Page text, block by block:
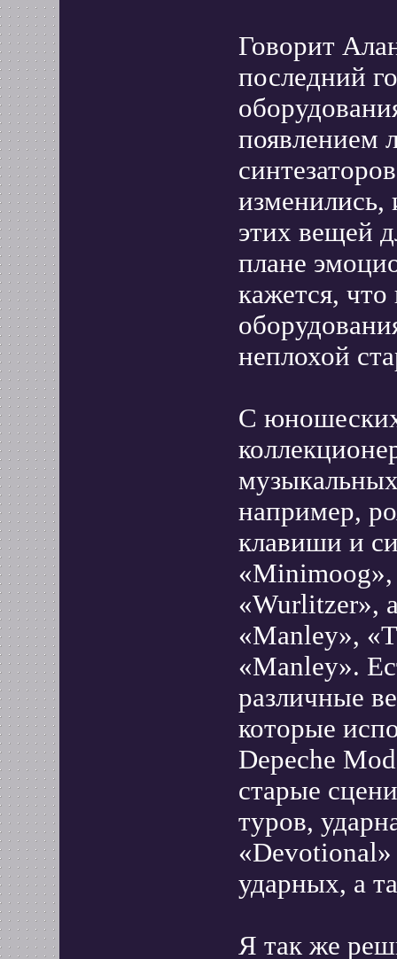
Говорит
последний
появлением
изменились,
этих вещей
плане
кажется,
неплохой
С
например,
клавиши и
«Minimoog»,
«Wurlitzer»,
«Manley»,
«Manley».
различные
которые
Depeche
старые
туров,
«Devotional»
ударных, а
Я так же